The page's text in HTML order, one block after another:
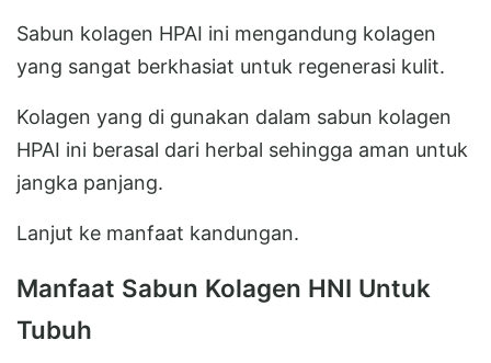
Sabun kolagen HPAI ini mengandung kolagen
yang sangat berkhasiat untuk regenerasi kulit.
Kolagen yang di gunakan dalam sabun kolagen
HPAI ini berasal dari herbal sehingga aman untuk
jangka panjang.
Lanjut ke manfaat kandungan.
Manfaat Sabun Kolagen HNI Untuk
Tubuh